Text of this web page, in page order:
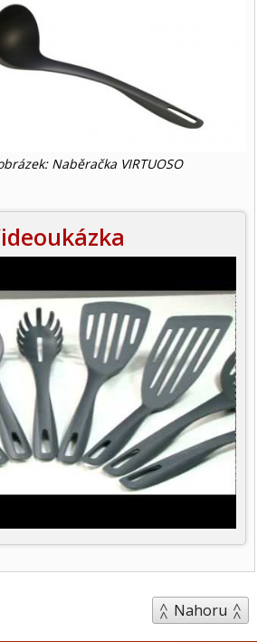
Naběračka VIRTUOSO
Nahoru